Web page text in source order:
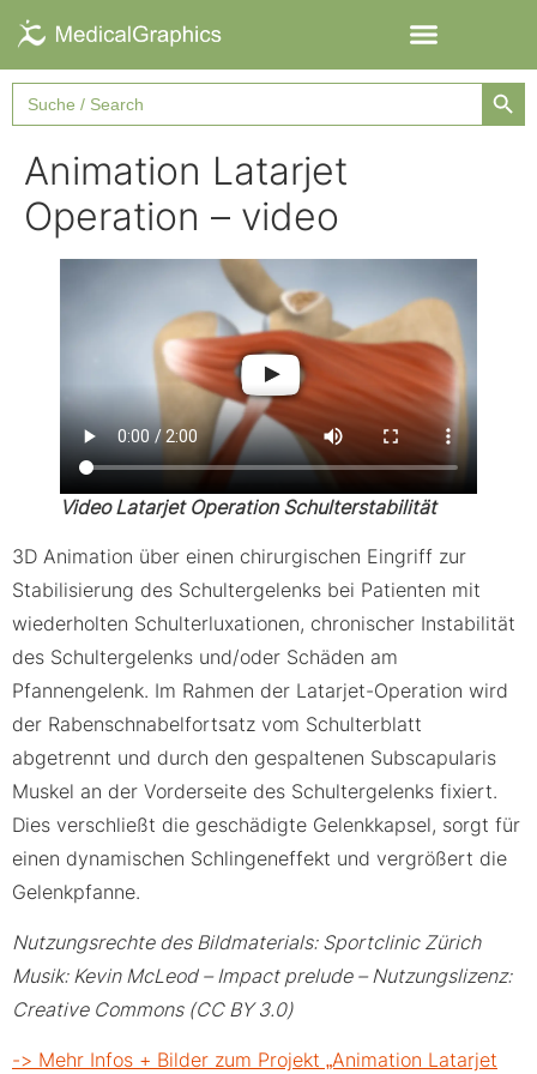
Search
for:
Animation Latarjet
Operation – video
Video Latarjet Operation Schulterstabilität
3D Animation über einen chirurgischen Eingriff zur
Stabilisierung des Schultergelenks bei Patienten mit
wiederholten Schulterluxationen, chronischer Instabilität
des Schultergelenks und/oder Schäden am
Pfannengelenk. Im Rahmen der Latarjet-Operation wird
der Rabenschnabelfortsatz vom Schulterblatt
abgetrennt und durch den gespaltenen Subscapularis
Muskel an der Vorderseite des Schultergelenks fixiert.
Dies verschließt die geschädigte Gelenkkapsel, sorgt für
einen dynamischen Schlingeneffekt und vergrößert die
Gelenkpfanne.
Nutzungsrechte des Bildmaterials: Sportclinic Zürich
Musik: Kevin McLeod – Impact prelude – Nutzungslizenz:
Creative Commons (CC BY 3.0)
-> Mehr Infos + Bilder zum Projekt „Animation Latarjet